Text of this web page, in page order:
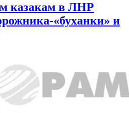
казакам в ЛНР
«буханки» и